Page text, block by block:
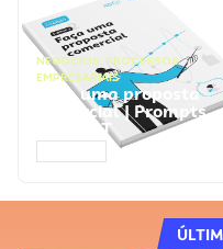
NEGÓCIOS, PROCESSOS
EMPRESARIAIS
Faça uma proposta
comercial | Prompts
ChatGPT